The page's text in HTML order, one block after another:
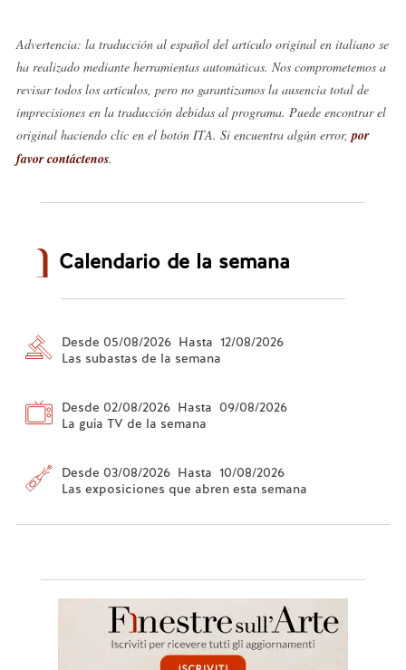
Advertencia: la traducción al español del artículo original en italiano se
ha realizado mediante herramientas automáticas. Nos comprometemos a
revisar todos los artículos, pero no garantizamos la ausencia total de
imprecisiones en la traducción debidas al programa. Puede encontrar el
original haciendo clic en el botón ITA. Si encuentra algún error,por
favor contáctenos.
Calendario de la semana
Desde 05/08/2026 Hasta 12/08/2026
Las subastas de la semana
Desde 02/08/2026 Hasta 09/08/2026
La guía TV de la semana
Desde 03/08/2026 Hasta 10/08/2026
Las exposiciones que abren esta semana